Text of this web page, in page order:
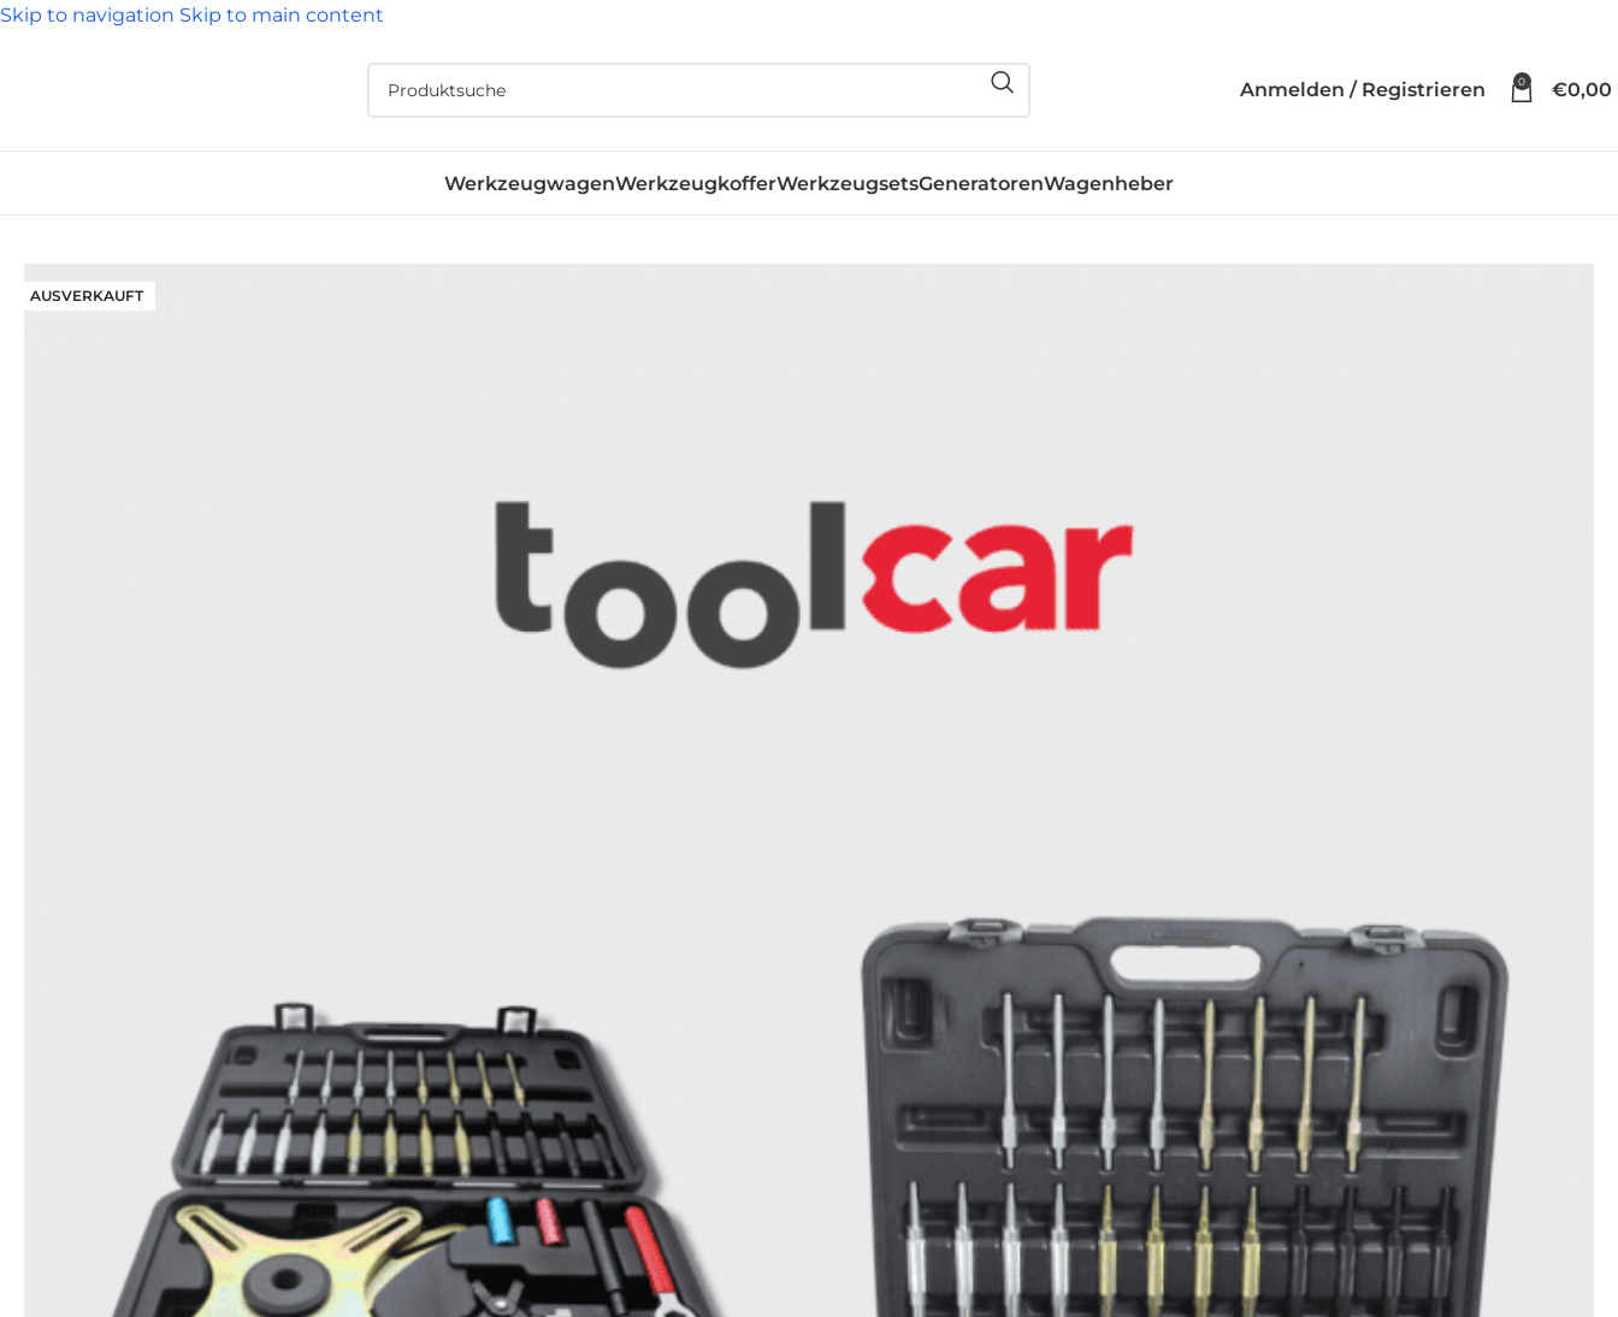
Skip to navigation Skip to main content
Anmelden / Registrieren 0 €0,00
WerkzeugwagenWerkzeugkofferWerkzeugsetsGeneratorenWagenheber
AUSVERKAUFT